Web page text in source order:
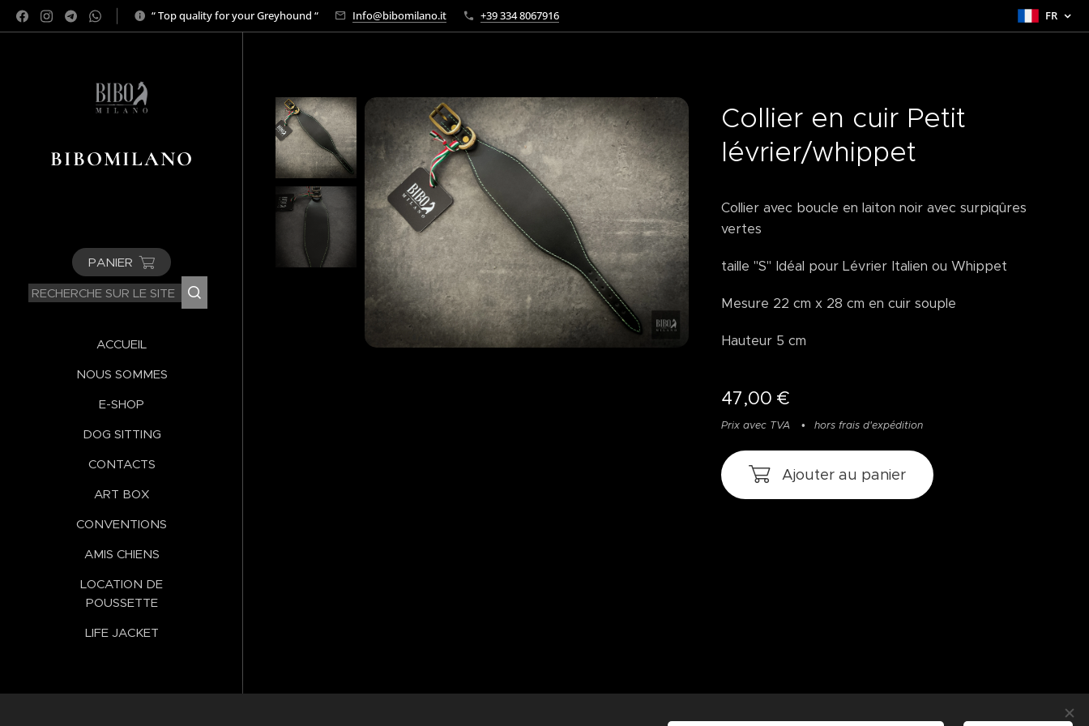
“ Top quality for your Greyhound “ Info@bibomilano.it +39 334 8067916 FR
BIBOMILANO
PANIER
ACCUEIL
NOUS SOMMES
E-SHOP
DOG SITTING
CONTACTS
ART BOX
CONVENTIONS
AMIS CHIENS
LOCATION DE
POUSSETTE
LIFE JACKET
Collier en cuir Petit
lévrier/whippet
Collier avec boucle en laiton noir avec surpiqûres
vertes
taille "S" Idéal pour Lévrier Italien ou Whippet
Mesure 22 cm x 28 cm en cuir souple
Hauteur 5 cm
47,00 €
Prix avec TVA hors frais d'expédition
Ajouter au panier